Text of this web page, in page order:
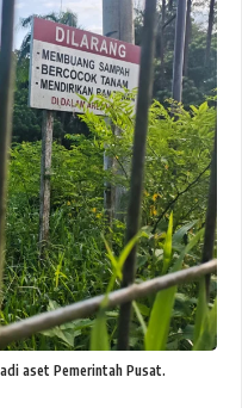
aset Pemerintah Pusat.